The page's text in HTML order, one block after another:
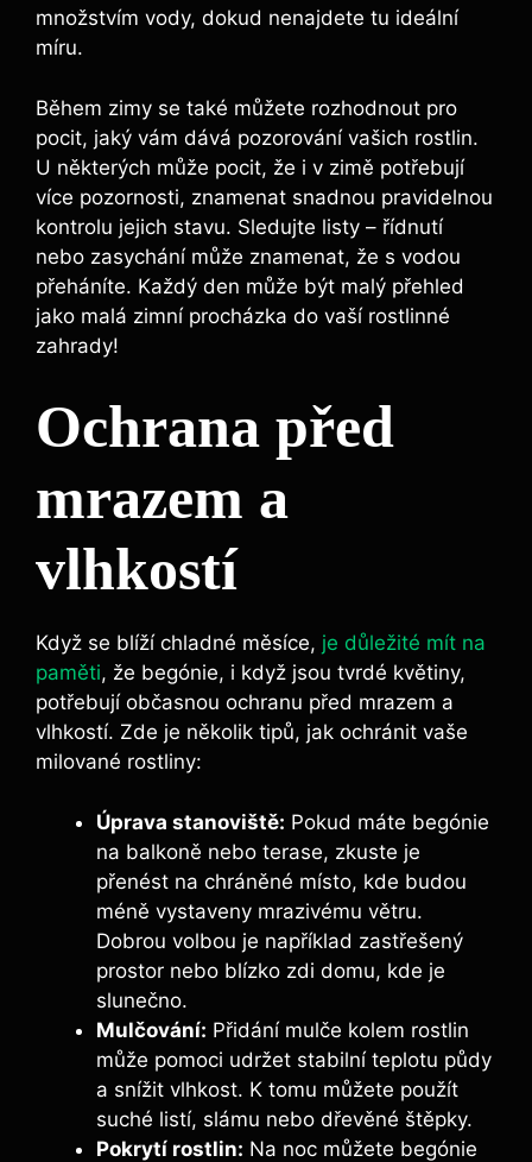
množstvím vody, dokud nenajdete tu ideální
míru.
Během zimy se také můžete rozhodnout pro
pocit, jaký vám dává pozorování vašich rostlin.
U některých může pocit, že i v zimě potřebují
více pozornosti, znamenat snadnou pravidelnou
kontrolu jejich stavu. Sledujte listy – řídnutí
nebo zasychání může znamenat, že s vodou
přeháníte. Každý den může být malý přehled
jako malá zimní procházka do vaší rostlinné
zahrady!
Ochrana před
mrazem a
vlhkostí
Když se blíží chladné měsíce, je důležité mít na
paměti, že begónie, i když jsou tvrdé květiny,
potřebují občasnou ochranu před mrazem a
vlhkostí. Zde je několik tipů, jak ochránit vaše
milované rostliny:
Úprava stanoviště: Pokud máte begónie
na balkoně nebo terase, zkuste je
přenést na chráněné místo, kde budou
méně vystaveny mrazivému větru.
Dobrou volbou je například zastřešený
prostor nebo blízko zdi domu, kde je
slunečno.
Mulčování: Přidání mulče kolem rostlin
může pomoci udržet stabilní teplotu půdy
a snížit vlhkost. K tomu můžete použít
suché listí, slámu nebo dřevěné štěpky.
Pokrytí rostlin: Na noc můžete begónie